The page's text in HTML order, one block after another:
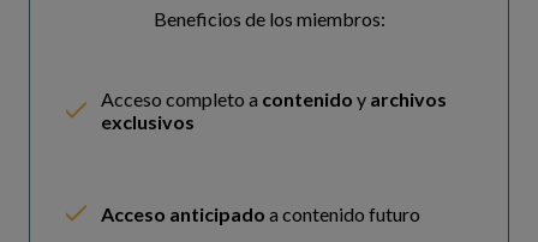
Max : Je me voyais mal endurer ton absence
m’intéressent pas vraiment, je l’avoue.
Wow, Il le pense vraiment …
Moi : Tu lis dans mes pensées ? dis-je avec le
Beneficios de los miembros:
Acceso completo a contenido y archivos
exclusivos
Acceso anticipado a contenido futuro